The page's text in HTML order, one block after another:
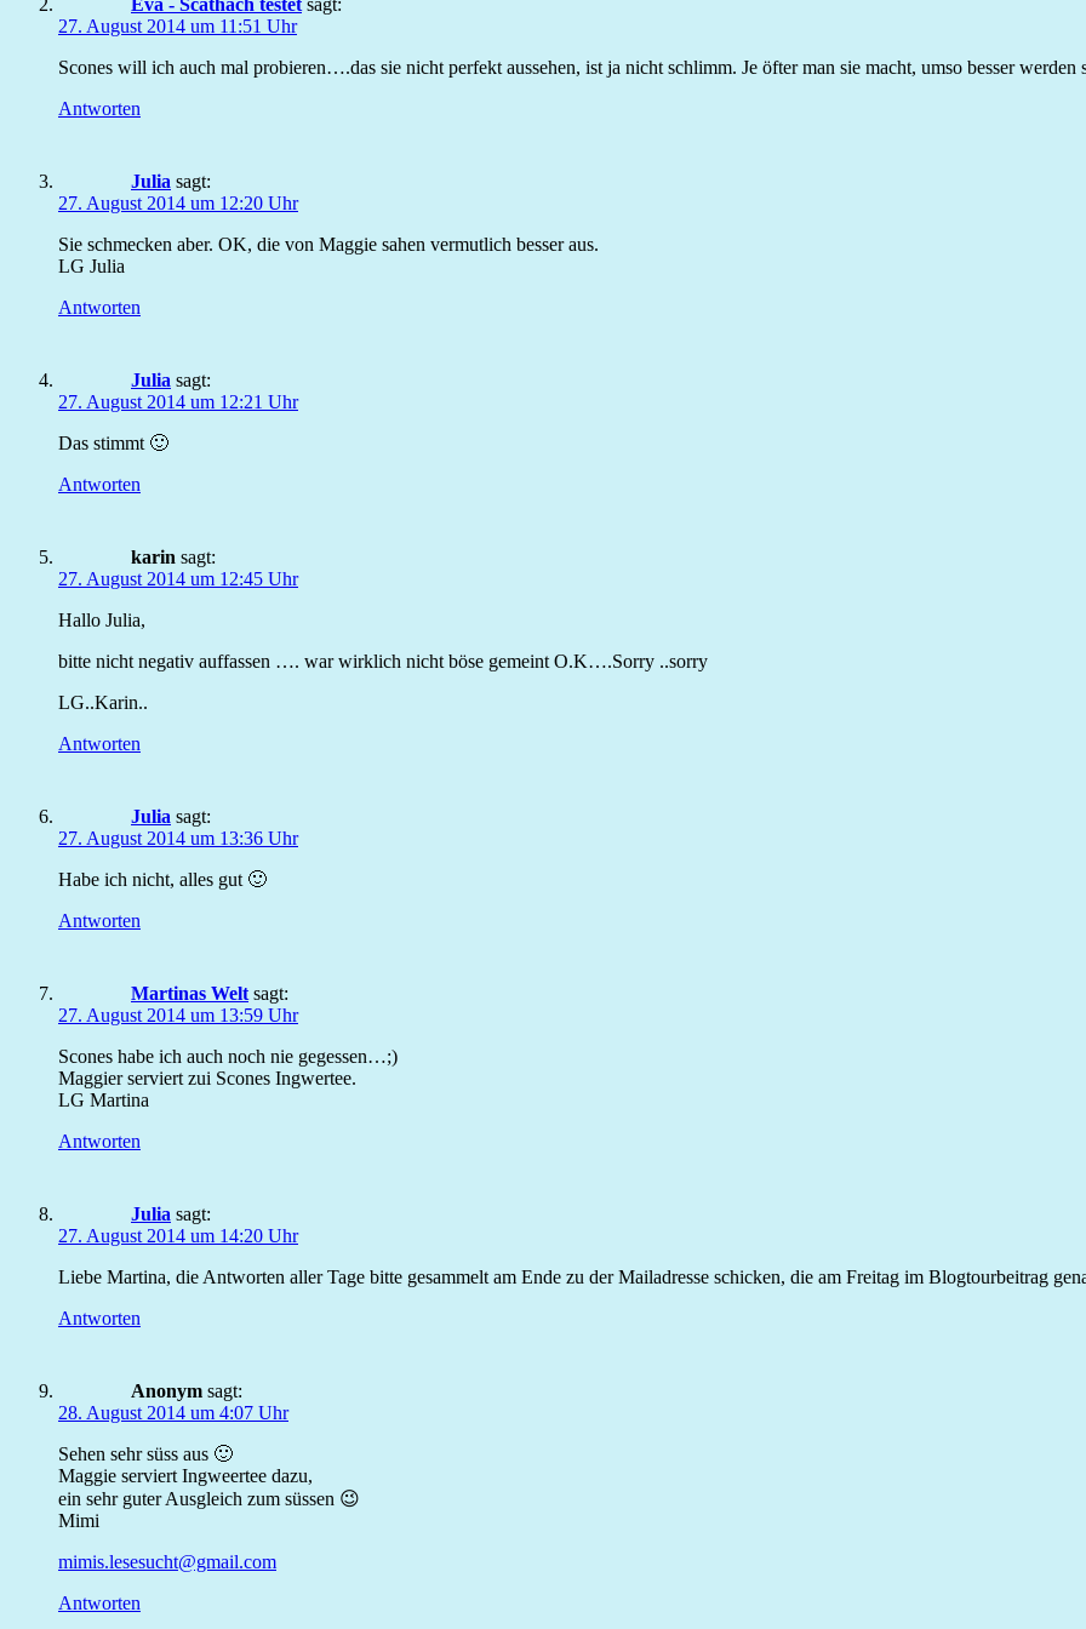
Eva - Scathach testet sagt:
27. August 2014 um 11:51 Uhr
Scones will ich auch mal probieren….das sie nicht perfekt aussehen, ist ja nicht schlimm. Je öfter man sie macht, umso besser werden
Antworten
Julia sagt:
27. August 2014 um 12:20 Uhr
Sie schmecken aber. OK, die von Maggie sahen vermutlich besser aus.
LG Julia
Antworten
Julia sagt:
27. August 2014 um 12:21 Uhr
Das stimmt 🙂
Antworten
karin sagt:
27. August 2014 um 12:45 Uhr
Hallo Julia,
bitte nicht negativ auffassen …. war wirklich nicht böse gemeint O.K….Sorry ..sorry
LG..Karin..
Antworten
Julia sagt:
27. August 2014 um 13:36 Uhr
Habe ich nicht, alles gut 🙂
Antworten
Martinas Welt sagt:
27. August 2014 um 13:59 Uhr
Scones habe ich auch noch nie gegessen…;)
Maggier serviert zui Scones Ingwertee.
LG Martina
Antworten
Julia sagt:
27. August 2014 um 14:20 Uhr
Liebe Martina, die Antworten aller Tage bitte gesammelt am Ende zu der Mailadresse schicken, die am Freitag im Blogtourbeitrag
Antworten
Anonym sagt:
28. August 2014 um 4:07 Uhr
Sehen sehr süss aus 🙂
Maggie serviert Ingweertee dazu,
ein sehr guter Ausgleich zum süssen 😉
Mimi
mimis.lesesucht@gmail.com
Antworten